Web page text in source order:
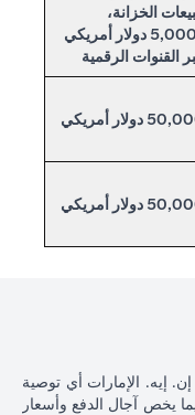
الخزانة،
و5,000 دولار أمريكي
القنوات الرقمية
دولار أمريكي
دولار أمريكي
إيه. الإمارات أي توصية
يخص آجال الدفع وأسعار